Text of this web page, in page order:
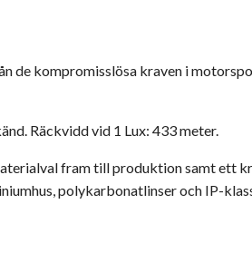
de kompromisslösa kraven i
Räckvidd vid 1 Lux: 433 meter.
fram till produktion samt
polykarbonatlinser och IP-